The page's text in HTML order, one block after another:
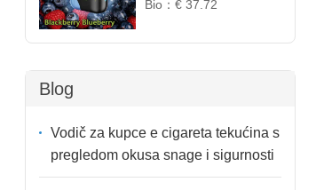
Voća
Bio： € 37.72
Blog
Vodič za kupce e cigareta tekućina s
pregledom okusa snage i sigurnosti